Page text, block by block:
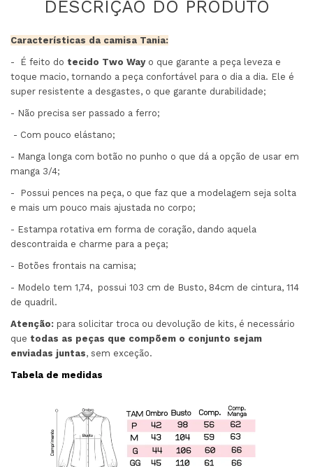
Características da camisa Tania:
- É feito do tecido Two Wayo que garante a peça leveza e
toque macio, tornando a peça confortável para o dia a dia. Ele é
super resistente a desgastes, o que garante durabilidade;
- Não precisa ser passado a ferro;
- Com pouco elástano;
- Manga longa com botão no punho o que dá a opção de usar em
manga 3/4;
- Possui pences na peça, o que faz que a modelagem seja solta
e mais um pouco mais ajustada no corpo;
- Estampa rotativa em forma de coração, dando aquela
descontraida e charme para a peça;
- Botões frontais na camisa;
- Modelo tem 1,74, possui 103 cm de Busto, 84cm de cintura, 114
de quadril.
Atenção: para solicitar troca ou devolução de kits, é necessário
que todas as peças que compõem o conjunto sejam
enviadas juntas, sem exceção.
Tabela de medidas